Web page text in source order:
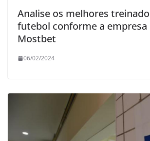
Analise os melhores
futebol conforme a empresa
Mostbet
06/02/2024